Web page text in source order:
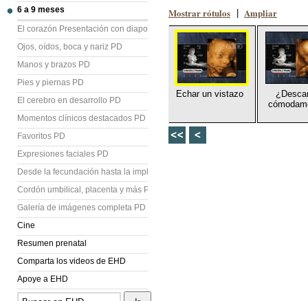
6 a 9 meses
El corazón Presentación con diapositivas (PD)
Ojos, oídos, boca y nariz PD
Manos y brazos PD
Pies y piernas PD
El cerebro en desarrollo PD
Momentos clínicos destacados PD
Favoritos PD
Expresiones faciales PD
Desde la fecundación hasta la implantación PD
Cordón umbilical, placenta y más PD
Galería de imágenes completa PD
Cine
Resumen prenatal
Comparta los videos de EHD
Apoye a EHD
Mostrar rótulos Ampliar
Echar un vistazo